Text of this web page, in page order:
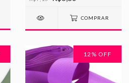
COMPRAR
12 % OFF